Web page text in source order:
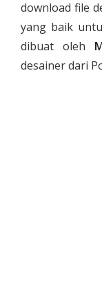
download file
yang baik
dibuat oleh
desainer dari